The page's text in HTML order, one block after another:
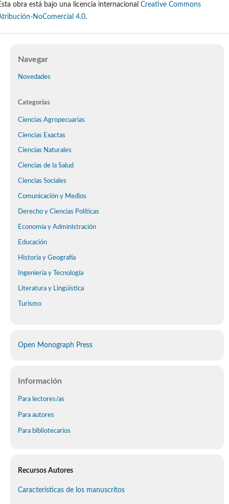
obra está bajo una licencia internacional Creative Commons
NoComercial 4.0.
Navegar
Novedades
Categorías
Ciencias Agropecuarias
Ciencias Exactas
Ciencias Naturales
Ciencias de la Salud
Ciencias Sociales
Comunicación y Medios
Derecho y Ciencias Políticas
Economía y Administración
Educación
Historia y Geografía
Ingeniería y Tecnología
Literatura y Lingüística
Turismo
Open Monograph Press
Información
Para lectores/as
Para autores
Para bibliotecarios
Recursos Autores
Características de los manuscritos